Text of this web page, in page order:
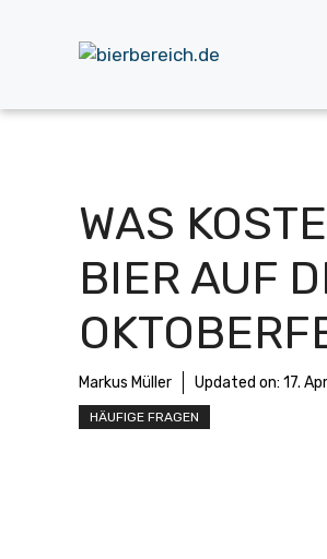
WAS
IER AUF
Markus Müller Updated on: 17.
HÄUFIGE FRAGEN